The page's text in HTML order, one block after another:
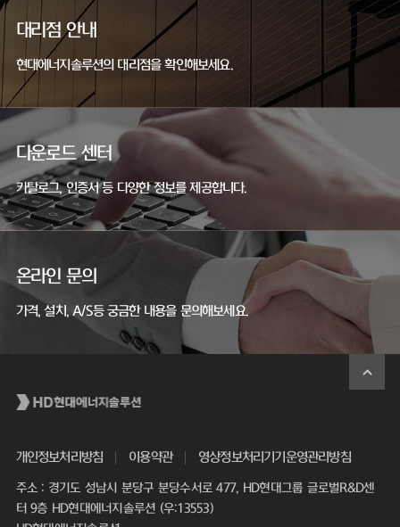
대리점 안내
현대에너지솔루션의 대리점을 확인해보세요.
다운로드 센터
카탈로그, 인증서 등 다양한 정보를 제공합니다.
온라인 문의
가격, 설치, A/S등 궁금한 내용을 문의해보세요.
개인정보처리방침 이용약관 영상정보처리기기운영관리방침
주소 : 경기도 성남시 분당구 분당수서로 477, HD현대그룹 글로벌R&D센
터 9층 HD현대에너지솔루션 (우:13553)